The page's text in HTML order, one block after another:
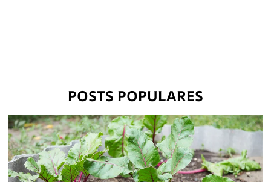
POSTS POPULARES